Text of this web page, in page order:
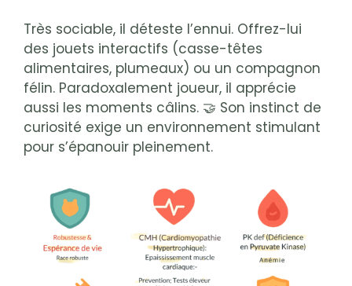
Très sociable, il déteste l’ennui. Offrez-lui
des jouets interactifs (casse-têtes
alimentaires, plumeaux) ou un compagnon
félin. Paradoxalement joueur, il apprécie
aussi les moments câlins. 🤝 Son instinct de
curiosité exige un environnement stimulant
pour s’épanouir pleinement.